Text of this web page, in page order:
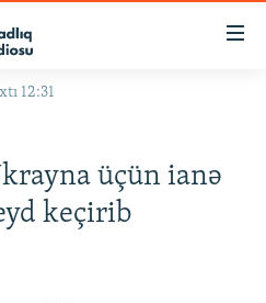
12:31
üçün ianə
keçirib